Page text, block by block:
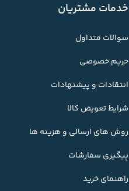
خدمات مشتریان
سوالات متداول
حریم خصوصی
انتقادات و پیشنهادات
شرایط تعویض کالا
روش های ارسالی و هزینه ها
پیگیری سفارشات
راهنمای خرید